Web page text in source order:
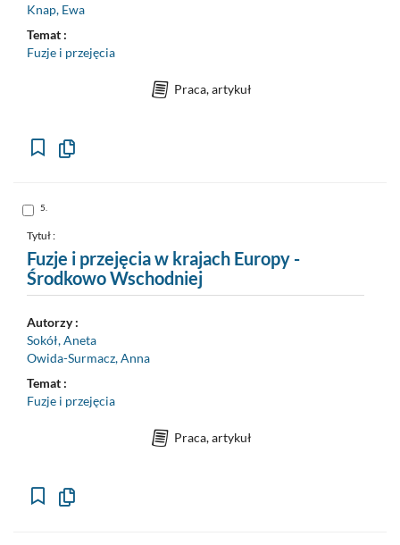
Knap, Ewa
Temat :
Fuzje i przejęcia
Praca, artykuł
Kopiuj
Skocz
nr
5
5.
Tytuł :
Fuzje i przejęcia w krajach Europy -
Środkowo Wschodniej
Autorzy :
Sokół, Aneta
Owida-Surmacz, Anna
Temat :
Fuzje i przejęcia
Praca, artykuł
Kopiuj